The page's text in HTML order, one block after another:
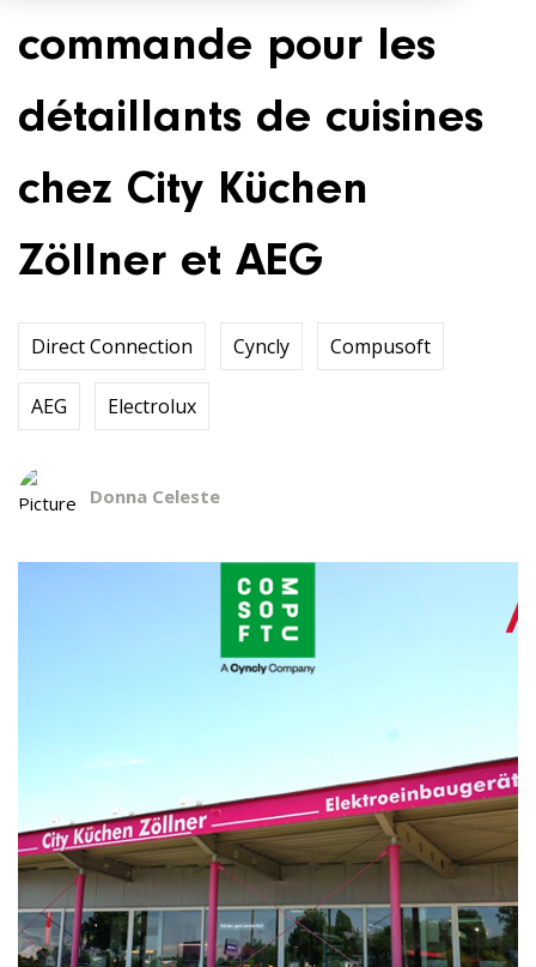
commande pour les
détaillants de cuisines
chez City Küchen
Zöllner et AEG
Direct Connection Cyncly Compusoft
AEG Electrolux
Donna Celeste